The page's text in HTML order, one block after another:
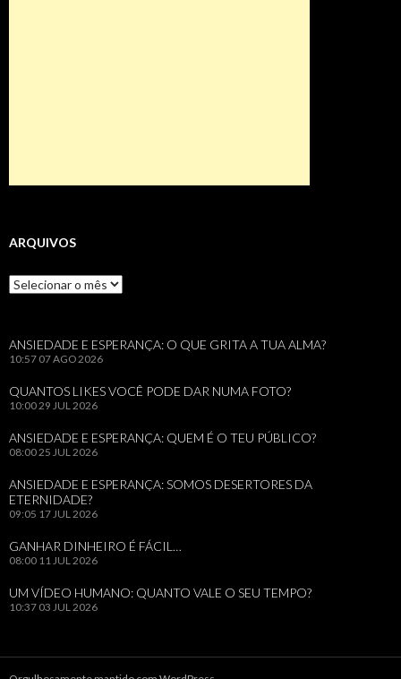
ARQUIVOS
Arquivos
ANSIEDADE E ESPERANÇA: O QUE GRITA A TUA ALMA?
10:57 07 AGO 2026
QUANTOS LIKES VOCÊ PODE DAR NUMA FOTO?
10:0029 JUL 2026
ANSIEDADE E ESPERANÇA: QUEM É O TEU PÚBLICO?
08:0025 JUL 2026
ANSIEDADE E ESPERANÇA: SOMOS DESERTORES DA
ETERNIDADE?
09:05 17 JUL 2026
GANHAR DINHEIRO É FÁCIL…
08:00 11 JUL 2026
UM VÍDEO HUMANO: QUANTO VALE O SEU TEMPO?
10:37 03 JUL 2026